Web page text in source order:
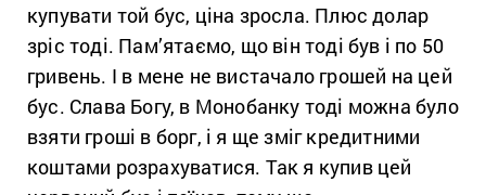
купувати той бус, ціна зросла. Плюс долар
зріс тоді. Пам’ятаємо, що він тоді був і по 50
гривень. І в мене не вистачало грошей на цей
бус. Слава Богу, в Монобанку тоді можна було
взяти гроші в борг, і я ще зміг кредитними
коштами розрахуватися. Так я купив цей